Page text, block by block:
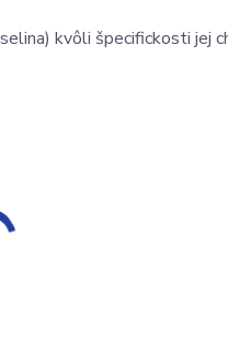
kvôli špecifickosti jej